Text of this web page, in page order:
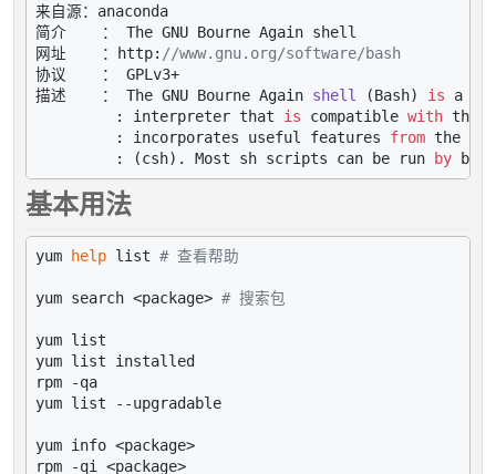
来自源：anaconda
简介    ： The GNU Bourne Again shell
网址    ：http: //www.gnu.org/software/bash
协议    ： GPLv3+
描述    ： The GNU Bourne Again shell (Bash) is a
         : interpreter that
is compatible with the
         : incorporates useful features
from the
         : (
csh). Most sh scripts can be run by
基本用法
yum help list # 查看帮助
yum search <package> # 搜索包
yum list
yum list installed
rpm -qa
yum list --upgradable
yum info <package>
rpm -qi <package>